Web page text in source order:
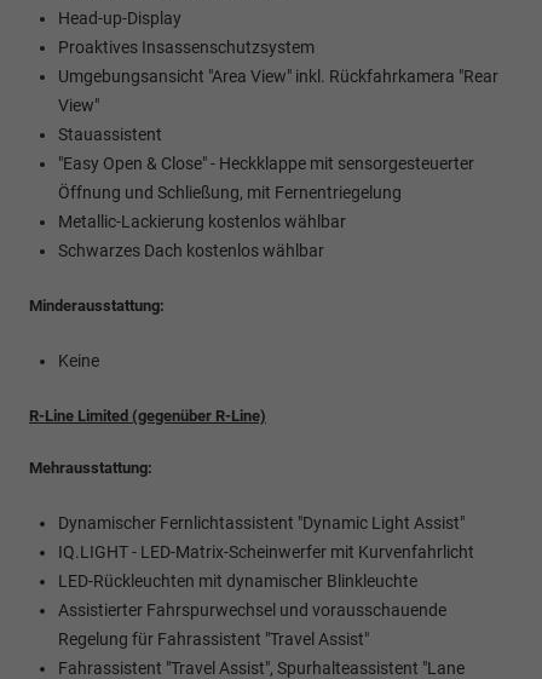
Head-up-Display
Proaktives Insassenschutzsystem
Umgebungsansicht "Area View" inkl. Rückfahrkamera "Rear
View"
Stauassistent
"Easy Open & Close" - Heckklappe mit sensorgesteuerter
Öffnung und Schließung, mit Fernentriegelung
Metallic-Lackierung kostenlos wählbar
Schwarzes Dach kostenlos wählbar
Minderausstattung:
Keine
R-Line Limited (gegenüber R-Line)
Mehrausstattung:
Dynamischer Fernlichtassistent "Dynamic Light Assist"
IQ.LIGHT - LED-Matrix-Scheinwerfer mit Kurvenfahrlicht
LED-Rückleuchten mit dynamischer Blinkleuchte
Assistierter Fahrspurwechsel und vorausschauende
Regelung für Fahrassistent "Travel Assist"
Fahrassistent "Travel Assist", Spurhalteassistent "Lane